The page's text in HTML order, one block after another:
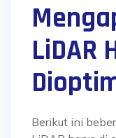
LiDAR
Berikut ini